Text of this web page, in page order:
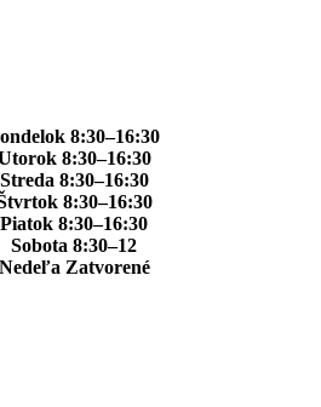
8:30–16:30
8:30–16:30
Streda 8:30–16:30
8:30–16:30
Piatok 8:30–16:30
Sobota 8:30–12
Nedeľa Zatvorené